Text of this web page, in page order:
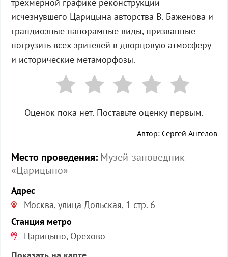
исчезнувшего Царицына авторства В. Баженова и
грандиозные панорамные виды, призванные
погрузить всех зрителей в дворцовую атмосферу
и исторические метаморфозы.
Оценок пока нет. Поставьте оценку первым.
Автор: Сергей Ангелов
Место проведения: Музей-заповедник
«Царицыно»
Адрес
Москва, улица Дольская, 1 стр. 6
Станция метро
Царицыно, Орехово